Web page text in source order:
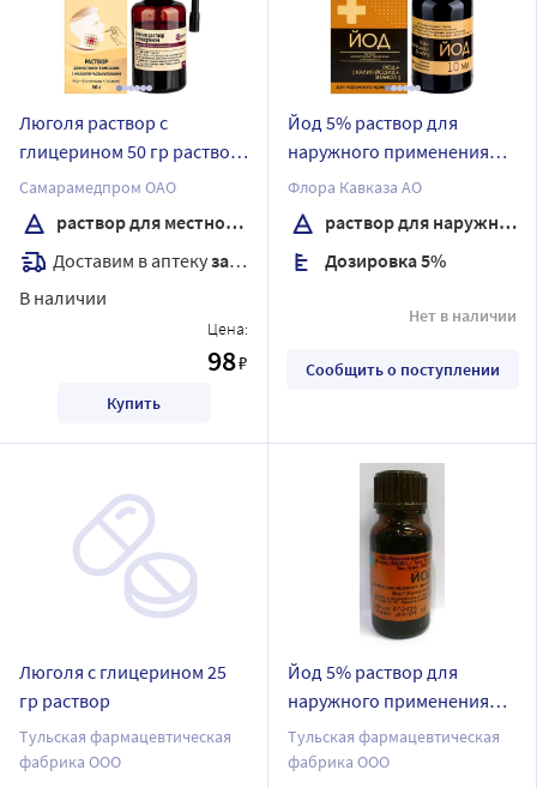
Люголя раствор с
глицерином 50 гр раствор
для местного применения
исполнение
распылительная насадка
флакон
Самарамедпром ОАО
раствор для местного применения
Доставим в аптекузавтра
В наличии
Цена:
98₽
Купить
Йод 5% раствор для
наружного применения
спиртовой 10 мл флакон
Флора Кавказа АО
раствор для наружного применения спиртовой
Дозировка 5%
Нет в наличии
Сообщить о поступлении
Люголя с глицерином 25
гр раствор
Тульская фармацевтическая
фабрика ООО
Йод 5% раствор для
наружного применения
спиртовой 10 мл флакон с
помазком
Тульская фармацевтическая
фабрика ООО